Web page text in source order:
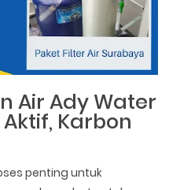
Air Ady Water
Aktif, Karbon
penting untuk